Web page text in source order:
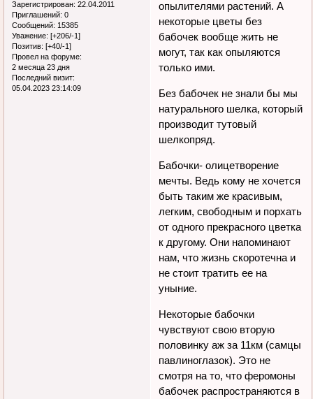
Зарегистрирован: 22.04.2011
Приглашений: 0
Сообщений: 15385
Уважение: [+206/-1]
Позитив: [+40/-1]
Провел на форуме:
2 месяца 23 дня
Последний визит:
05.04.2023 23:14:09
опылителями растений. А
некоторые цветы без
бабочек вообще жить не
могут, так как опыляются
только ими.
Без бабочек не знали бы мы
натурального шелка, который
производит тутовый
шелкопряд.
Бабочки- олицетворение
мечты. Ведь кому не хочется
быть таким же красивым,
легким, свободным и порхать
от одного прекрасного цветка
к другому. Они напоминают
нам, что жизнь скоротечна и
не стоит тратить ее на
уныние.
Некоторые бабочки
чувствуют свою вторую
половинку аж за 11км (самцы
павлиноглазок). Это не
смотря на то, что феромоны
бабочек распространяются в